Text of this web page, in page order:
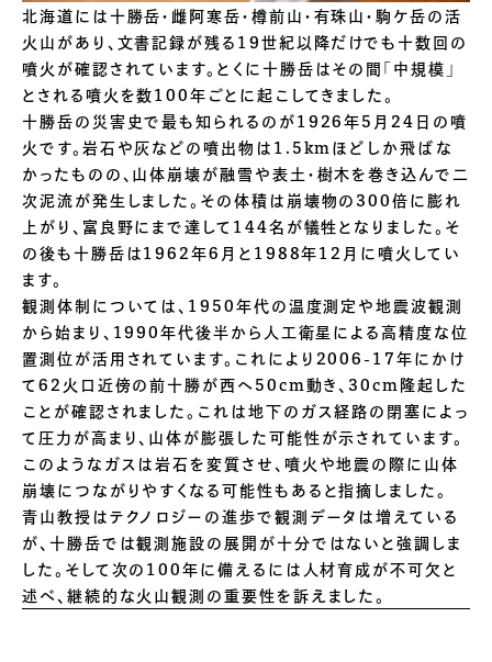
北海道には十勝岳・雌阿寒岳・樽前山・有珠山・駒ケ岳の活
火山があり、文書記録が残る19世紀以降だけでも十数回の
噴火が確認されています。とくに十勝岳はその間「中規模」
とされる噴火を数100年ごとに起こしてきました。
十勝岳の災害史で最も知られるのが1926年5月24日の噴
火です。岩石や灰などの噴出物は1.5kmほどしか飛ばな
かったものの、山体崩壊が融雪や表土・樹木を巻き込んで二
次泥流が発生しました。その体積は崩壊物の300倍に膨れ
上がり、富良野にまで達して144名が犠牲となりました。そ
の後も十勝岳は1962年6月と1988年12月に噴火してい
ます。
観測体制については、1950年代の温度測定や地震波観測
から始まり、1990年代後半から人工衛星による高精度な位
置測位が活用されています。これにより2006-17年にかけ
て62火口近傍の前十勝が西へ50cm動き、30cm隆起した
ことが確認されました。これは地下のガス経路の閉塞によっ
て圧力が高まり、山体が膨張した可能性が示されています。
このようなガスは岩石を変質させ、噴火や地震の際に山体
崩壊につながりやすくなる可能性もあると指摘しました。
青山教授はテクノロジーの進歩で観測データは増えている
が、十勝岳では観測施設の展開が十分ではないと強調しま
した。そして次の100年に備えるには人材育成が不可欠と
述べ、継続的な火山観測の重要性を訴えました。